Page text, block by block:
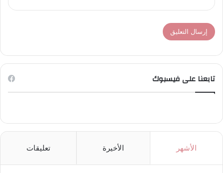
تابعنا على فيسبوك
الأشهر الأخيرة تعليقات